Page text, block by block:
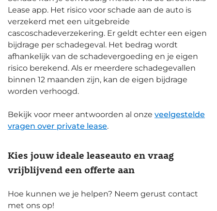
Lease app. Het risico voor schade aan de auto is
verzekerd met een uitgebreide
cascoschadeverzekering. Er geldt echter een eigen
bijdrage per schadegeval. Het bedrag wordt
afhankelijk van de schadevergoeding en je eigen
risico berekend. Als er meerdere schadegevallen
binnen 12 maanden zijn, kan de eigen bijdrage
worden verhoogd.
Bekijk voor meer antwoorden al onze veelgestelde
vragen over private lease.
Kies jouw ideale leaseauto en vraag
vrijblijvend een offerte aan
Hoe kunnen we je helpen? Neem gerust contact
met ons op!